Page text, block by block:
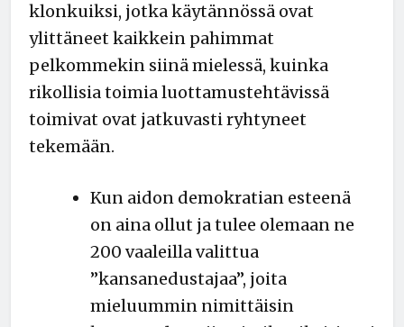
klonkuiksi, jotka käytännössä ovat
ylittäneet kaikkein pahimmat
pelkommekin siinä mielessä, kuinka
rikollisia toimia luottamustehtävissä
toimivat ovat jatkuvasti ryhtyneet
tekemään.
Kun aidon demokratian esteenä
on aina ollut ja tulee olemaan ne
200 vaaleilla valittua
”kansanedustajaa”, joita
mieluummin nimittäisin